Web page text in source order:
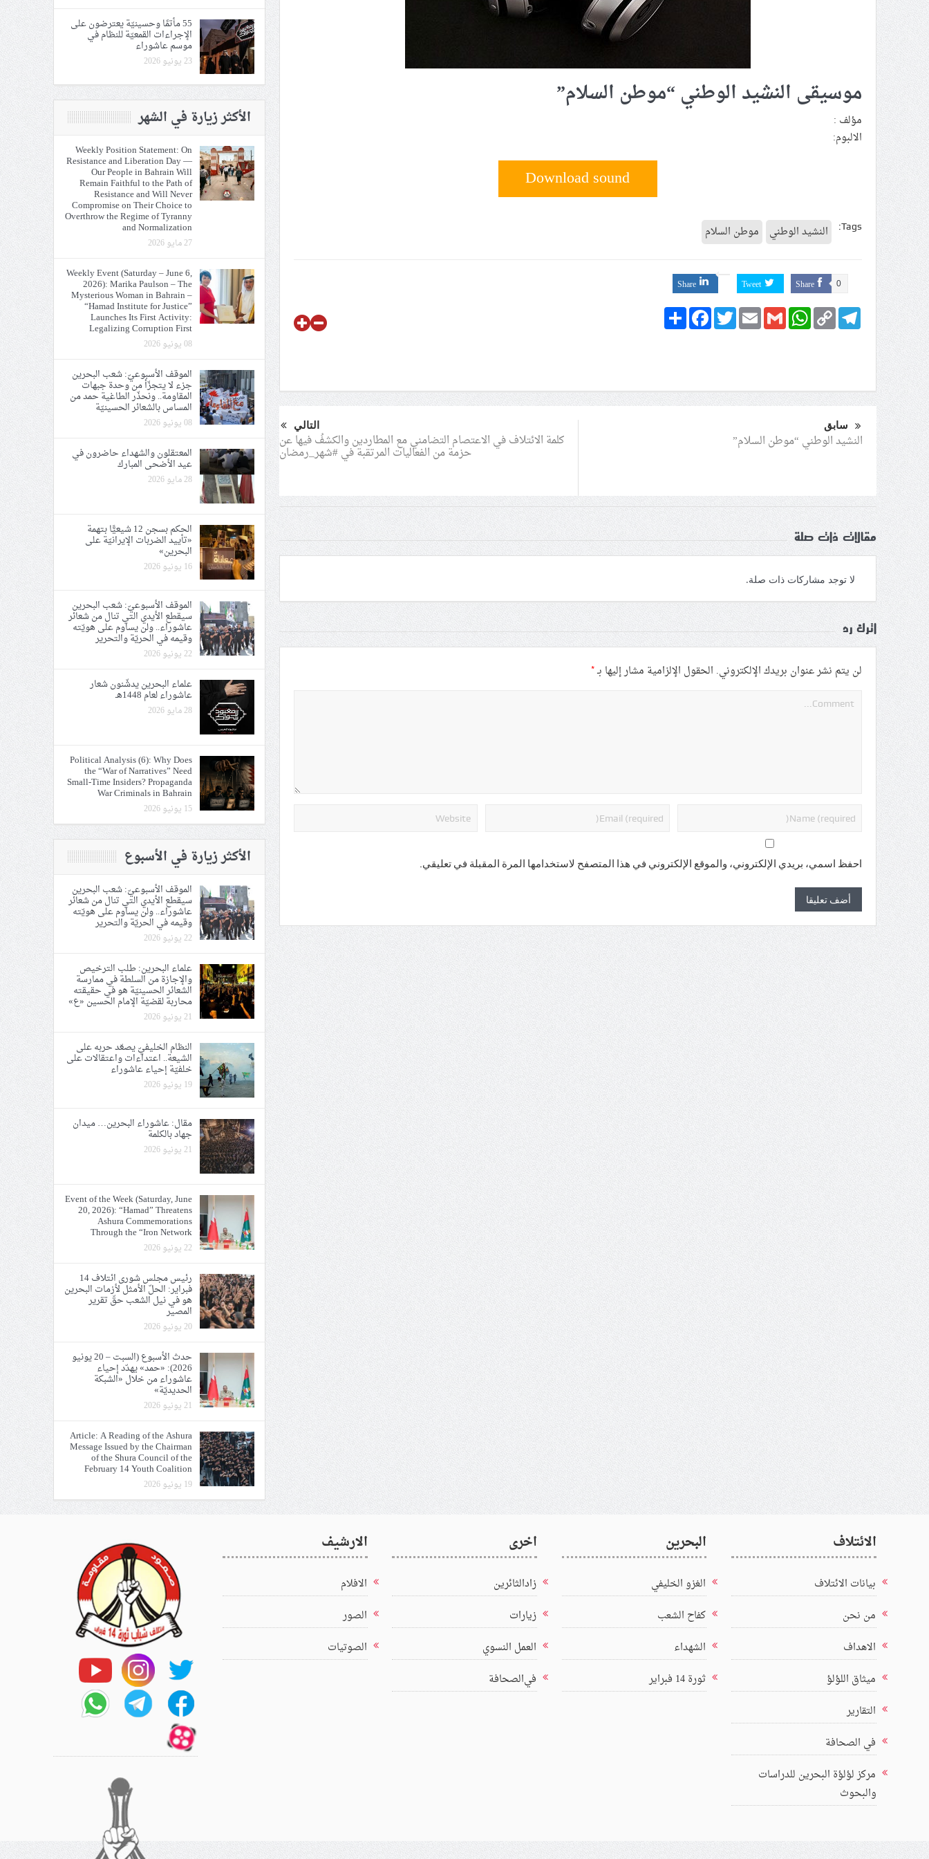
موسيقى النشيد الوطني “موطن السلام”
مؤلف ‏:
‏الالبوم‏:
Download sound
Tags: النشيد الوطني موطن السلام
Share 0
Tweet
Share
Share
FacebookTwitterEmailGmail
WhatsApp Copy
Link
Telegram
سابق
النشيد الوطني “موطن السلام”
التالي
كلمة الائتلاف في الاعتصام التضامني مع المطاردين والكشفُ فيها عن
حزمة من الفعاليات المرتقبة في #شهر_رمضان
مقالات ذات صلة
لا توجد مشاركات ذات صلة.
اترك رد
لن يتم نشر عنوان بريدك الإلكتروني. الحقول الإلزامية مشار إليها بـ*
احفظ اسمي، بريدي الإلكتروني، والموقع الإلكتروني في هذا المتصفح لاستخدامها المرة المقبلة في تعليقي.
55 مأتمًا وحسينيّة يعترضون على
الإجراءات القمعيّة للنظام في
موسم عاشوراء
23 يونيو 2026
الأكثر زيارة في الشهر
Weekly Position Statement: On
Resistance and Liberation Day —
Our People in Bahrain Will
Remain Faithful to the Path of
Resistance and Will Never
Compromise on Their Choice to
Overthrow the Regime of Tyranny
and Normalization
27 مايو 2026
Weekly Event (Saturday – June 6,
2026): Marika Paulson – The
Mysterious Woman in Bahrain –
“Hamad Institute for Justice”
Launches Its First Activity:
Legalizing Corruption First
08 يونيو 2026
الموقف الأسبوعيّ: شعب البحرين
جزء لا يتجزّأ من وحدة جبهات
المقاومة.. ونحذّر الطاغية حمد من
المساس بالشعائر الحسينيّة
08 يونيو 2026
المعتقلون والشهداء حاضرون في
عيد الأضحى المبارك
28 مايو 2026
الحكم بسجن 12 شيعيًّا بتهمة
«تأييد الضربات الإيرانيّة على
البحرين»
16 يونيو 2026
الموقف الأسبوعيّ: شعب البحرين
سيقطع الأيدي التي تنال من شعائر
عاشوراء.. ولن يساوم على هويّته
وقيمه في الحريّة والتحرير
22 يونيو 2026
علماء البحرين يدشّنون شعار
عاشوراء لعام 1448هـ
28 مايو 2026
Political Analysis (6): Why Does
the “War of Narratives” Need
Small-Time Insiders? Propaganda
War Criminals in Bahrain
15 يونيو 2026
الأكثر زيارة في الأسبوع
الموقف الأسبوعيّ: شعب البحرين
سيقطع الأيدي التي تنال من شعائر
عاشوراء.. ولن يساوم على هويّته
وقيمه في الحريّة والتحرير
22 يونيو 2026
علماء البحرين: طلب الترخيص
والإجازة من السلطة في ممارسة
الشعائر الحسينيّة هو في حقيقته
محاربة لقضيّة الإمام الحسين «ع»
21 يونيو 2026
النظام الخليفيّ يصعّد حربه على
الشيعة.. اعتداءات واعتقالات على
خلفيّة إحياء عاشوراء
19 يونيو 2026
مقال: عاشوراء البحرين… ميدان
جهاد بالكلمة
21 يونيو 2026
Event of the Week (Saturday, June
20, 2026): “Hamad” Threatens
Ashura Commemorations
Through the “Iron Network
22 يونيو 2026
رئيس مجلس شورى ائتلاف 14
فبراير: الحلّ الأمثل لأزمات البحرين
هو في نيل الشعب حقّ تقرير
المصير
20 يونيو 2026
حدث الأسبوع (السبت – 20 يونيو
2026): «حمد» يهدّد إحياء
عاشوراء من خلال «الشبكة
الحديديّة»
21 يونيو 2026
Article: A Reading of the Ashura
Message Issued by the Chairman
of the Shura Council of the
February 14 Youth Coalition
19 يونيو 2026
الائتلاف
بيانات الائتلاف
من نحن
الاهداف
ميثاق اللؤلؤ
التقارير
في الصحافة
مركز لؤلؤة البحرين للدراسات
والبحوث
البحرين
الغزو الخليفي
كفاح الشعب
الشهداء
ثورة 14 فبراير
اخرى
زادالثائرين
زيارات
العمل النسوي
في‌الصحافة
الارشيف
الافلام
الصور
الصوتيات